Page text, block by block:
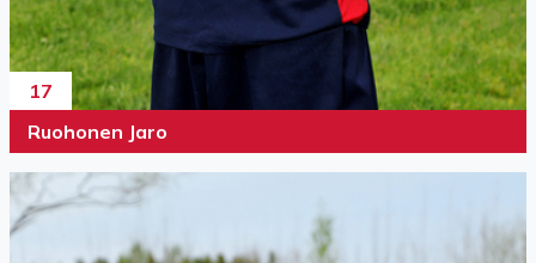
17
Ruohonen Jaro